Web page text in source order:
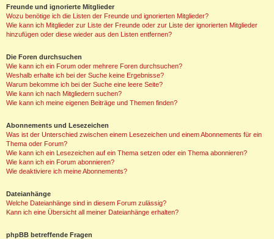
Freunde und ignorierte Mitglieder
Wozu benötige ich die Listen der Freunde und ignorierten Mitglieder?
Wie kann ich Mitglieder zur Liste der Freunde oder zur Liste der ignorierten Mitglieder
hinzufügen oder diese wieder aus den Listen entfernen?
Die Foren durchsuchen
Wie kann ich ein Forum oder mehrere Foren durchsuchen?
Weshalb erhalte ich bei der Suche keine Ergebnisse?
Warum bekomme ich bei der Suche eine leere Seite?
Wie kann ich nach Mitgliedern suchen?
Wie kann ich meine eigenen Beiträge und Themen finden?
Abonnements und Lesezeichen
Was ist der Unterschied zwischen einem Lesezeichen und einem Abonnements für ein
Thema oder Forum?
Wie kann ich ein Lesezeichen auf ein Thema setzen oder ein Thema abonnieren?
Wie kann ich ein Forum abonnieren?
Wie deaktiviere ich meine Abonnements?
Dateianhänge
Welche Dateianhänge sind in diesem Forum zulässig?
Kann ich eine Übersicht all meiner Dateianhänge erhalten?
phpBB betreffende Fragen